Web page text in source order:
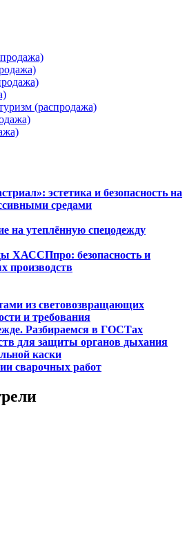
(распродажа)
эстетика и безопасность на
средами
на утеплённую спецодежду
ХАССПпро: безопасность и
производств
из световозвращающих
и требования
Разбираемся в ГОСТах
для защиты органов дыхания
каски
сварочных работ